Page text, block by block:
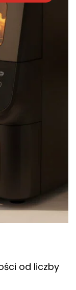
od liczby